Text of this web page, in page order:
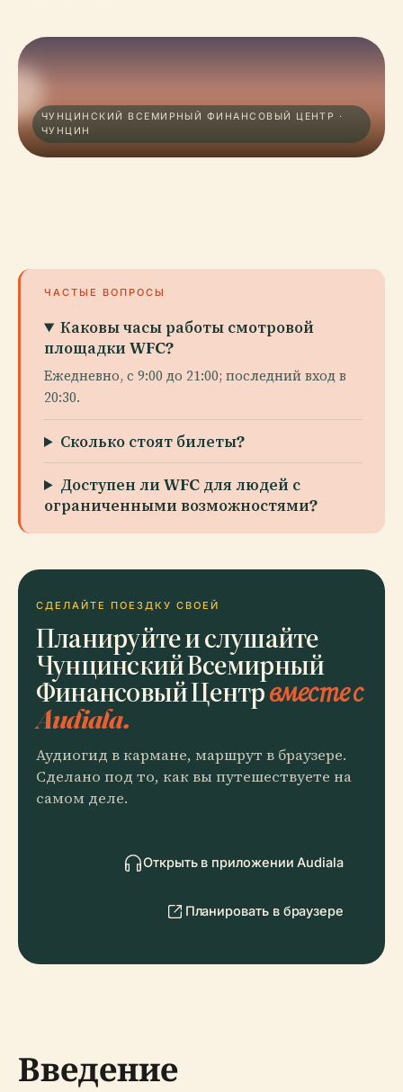
ЧУНЦИНСКИЙ ВСЕМИРНЫЙ ФИНАНСОВЫЙ ЦЕНТР ·
ЧУНЦИН
ЧАСТЫЕ ВОПРОСЫ
Каковы часы работы смотровой
площадки WFC?
Ежедневно, с 9:00 до 21:00; последний вход в
20:30.
Сколько стоят билеты?
Доступен ли WFC для людей с
ограниченными возможностями?
СДЕЛАЙТЕ ПОЕЗДКУ СВОЕЙ
Планируйте и слушайте
Чунцинский Всемирный
Финансовый Центрвместе с
Audiala.
Аудиогид в кармане, маршрут в браузере.
Сделано под то, как вы путешествуете на
самом деле.
Открыть в приложении Audiala
Планировать в браузере
Введение